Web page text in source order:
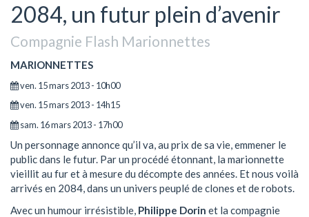
2084, un futur plein d’avenir
Compagnie Flash Marionnettes
MARIONNETTES
ven. 15 mars 2013 - 10h00
ven. 15 mars 2013 - 14h15
sam. 16 mars 2013 - 17h00
Un personnage annonce qu’il va, au prix de sa vie, emmener le
public dans le futur. Par un procédé étonnant, la marionnette
vieillit au fur et à mesure du décompte des années. Et nous voilà
arrivés en 2084, dans un univers peuplé de clones et de robots.
Avec un humour irrésistible, Philippe Dorin et la compagnie